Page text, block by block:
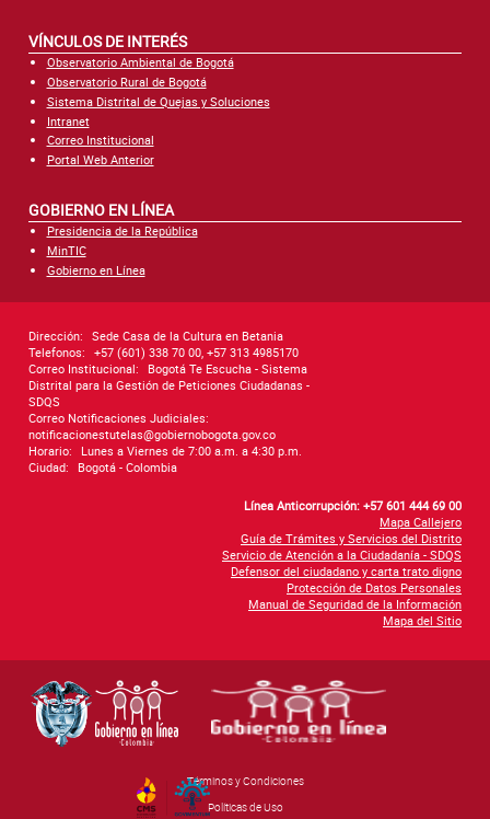
VÍNCULOS DE INTERÉS
Observatorio Ambiental de Bogotá
Observatorio Rural de Bogotá
Sistema Distrital de Quejas y Soluciones
Intranet
Correo Institucional
Portal Web Anterior
GOBIERNO EN LÍNEA
Presidencia de la República
MinTIC
Gobierno en Línea
Dirección: Sede Casa de la Cultura en Betania
Telefonos: +57 (601) 338 70 00, +57 313 4985170
Correo Institucional:
Bogotá Te Escucha - Sistema
Distrital para la Gestión de Peticiones Ciudadanas -
SDQS
Correo Notificaciones Judiciales:
notificacionestutelas@gobiernobogota.gov.co
Horario:
Lunes a Viernes de 7:00 a.m. a 4:30 p.m.
Ciudad:
Bogotá - Colombia
Línea Anticorrupción: +57 601 444 69 00
Mapa Callejero
Guía de Trámites y Servicios del Distrito
Servicio de Atención a la Ciudadanía - SDQS
Defensor del ciudadano y carta trato digno
Protección de Datos Personales
Manual de Seguridad de la Información
Mapa del Sitio
Términos y Condiciones
Políticas de Uso
By Govimentum